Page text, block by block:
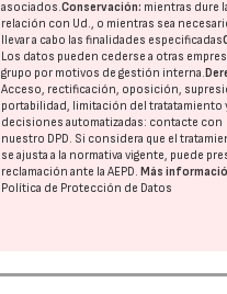
asociados.Conservación: mientras dure
relación con Ud., o mientras sea
llevar a cabo las finalidades especificadas
Los datos pueden cederse a otras
grupo por motivos de gestión interna.
Acceso, rectificación, oposición,
portabilidad, limitación del tratatamiento
decisiones automatizadas: contacte con
nuestro DPD . Si considera que el
se ajusta a la normativa vigente, puede
reclamación ante laAEPD .Más
Política de Protección de Datos